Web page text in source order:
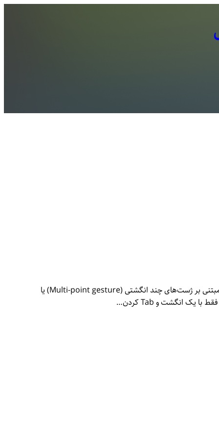
قانون «ژست‌ انگشت‌ها روی صفحات لمسی به عنوان نشان‌گر (Pointer Gestures)» ناظر بر این نکته است که باید برای حرکت‌های مبتنی بر ژست‌های چند انگشتی (Multi-point gesture) یا